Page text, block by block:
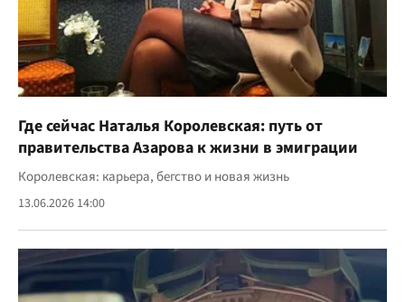
Где сейчас Наталья Королевская: путь от
правительства Азарова к жизни в эмиграции
Королевская: карьера, бегство и новая жизнь
13.06.2026 14:00